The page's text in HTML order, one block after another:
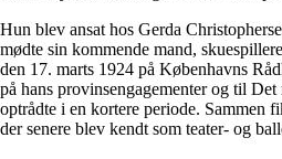
Hun blev ansat hos Gerda
mødte sin kommende mand,
den 17. marts 1924 på Københavns
på hans provinsengagementer og til
optrådte i en kortere periode. Sammen
der senere blev kendt som teater- og